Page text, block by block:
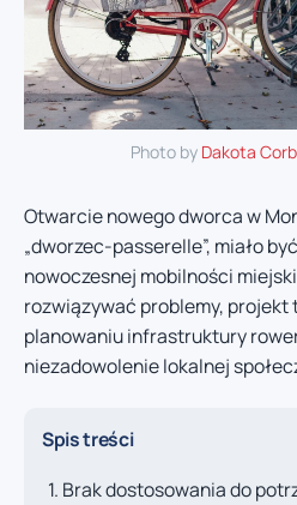
Photo by Dakota
Otwarcie nowego dworca w
„dworzec-passerelle”, miało
nowoczesnej mobilności
rozwiązywać problemy, projekt
planowaniu infrastruktury
niezadowolenie lokalnej
Spis treści
Brak dostosowania do